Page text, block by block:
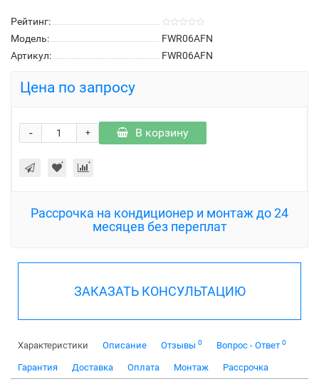
Рейтинг:
Модель:
FWR06AFN
Артикул:
FWR06AFN
Цена по запросу
+
- В корзину
Рассрочка на кондиционер и монтаж до 24
месяцев без переплат
ЗАКАЗАТЬ КОНСУЛЬТАЦИЮ
Характеристики Описание Отзывы 0 Вопрос - Ответ 0
Гарантия Доставка Оплата Монтаж Рассрочка